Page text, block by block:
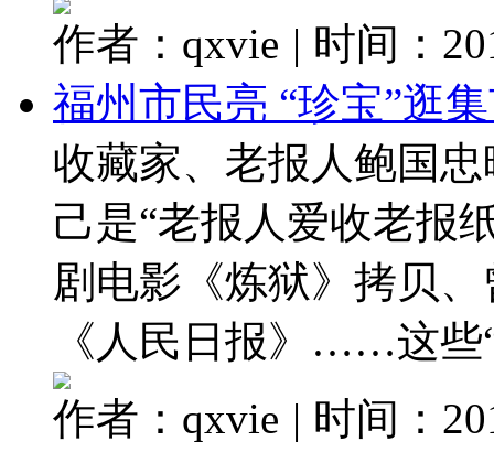
作者：qxvie | 时间：
福州市民亮 “珍宝”逛
收藏家、老报人鲍国
己是“老报人爱收老
剧电影《炼狱》拷贝
《人民日报》……这
作者：qxvie | 时间：